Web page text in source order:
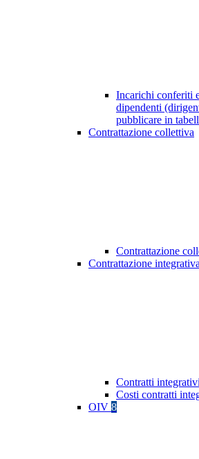
Incarichi conferiti
dipendenti
pubblicare in
Contrattazione collettiva
Contrattazione
Contrattazione integrativa
Contratti integrativi
Costi contratti
OIV 8